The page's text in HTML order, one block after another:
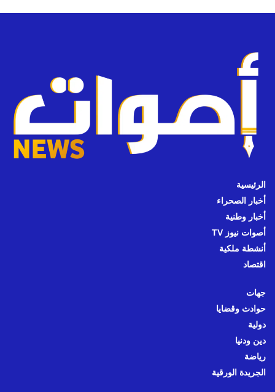
الرئيسية
أخبار الصحراء
أخبار وطنية
أصوات نيوز TV
أنشطة ملكية
اقتصاد
جهات
حوادث وقضايا
دولية
دين ودنيا
رياضة
الجريدة الورقية